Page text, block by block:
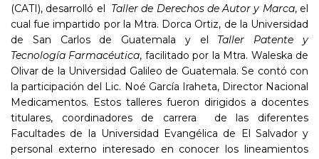
(CATI), desarrolló el Taller de Derechos de Autor y Marca, el
cual fue impartido por la Mtra. Dorca Ortiz, de la Universidad
de San Carlos de Guatemala y el Taller Patente y
Tecnología Farmacéutica, facilitado por la Mtra. Waleska de
Olivar de la Universidad Galileo de Guatemala. Se contó con
la participación del Lic. Noé García Iraheta, Director Nacional
Medicamentos. Estos talleres fueron dirigidos a docentes
titulares, coordinadores de carrera de las diferentes
Facultades de la Universidad Evangélica de El Salvador y
personal externo interesado en conocer los lineamientos